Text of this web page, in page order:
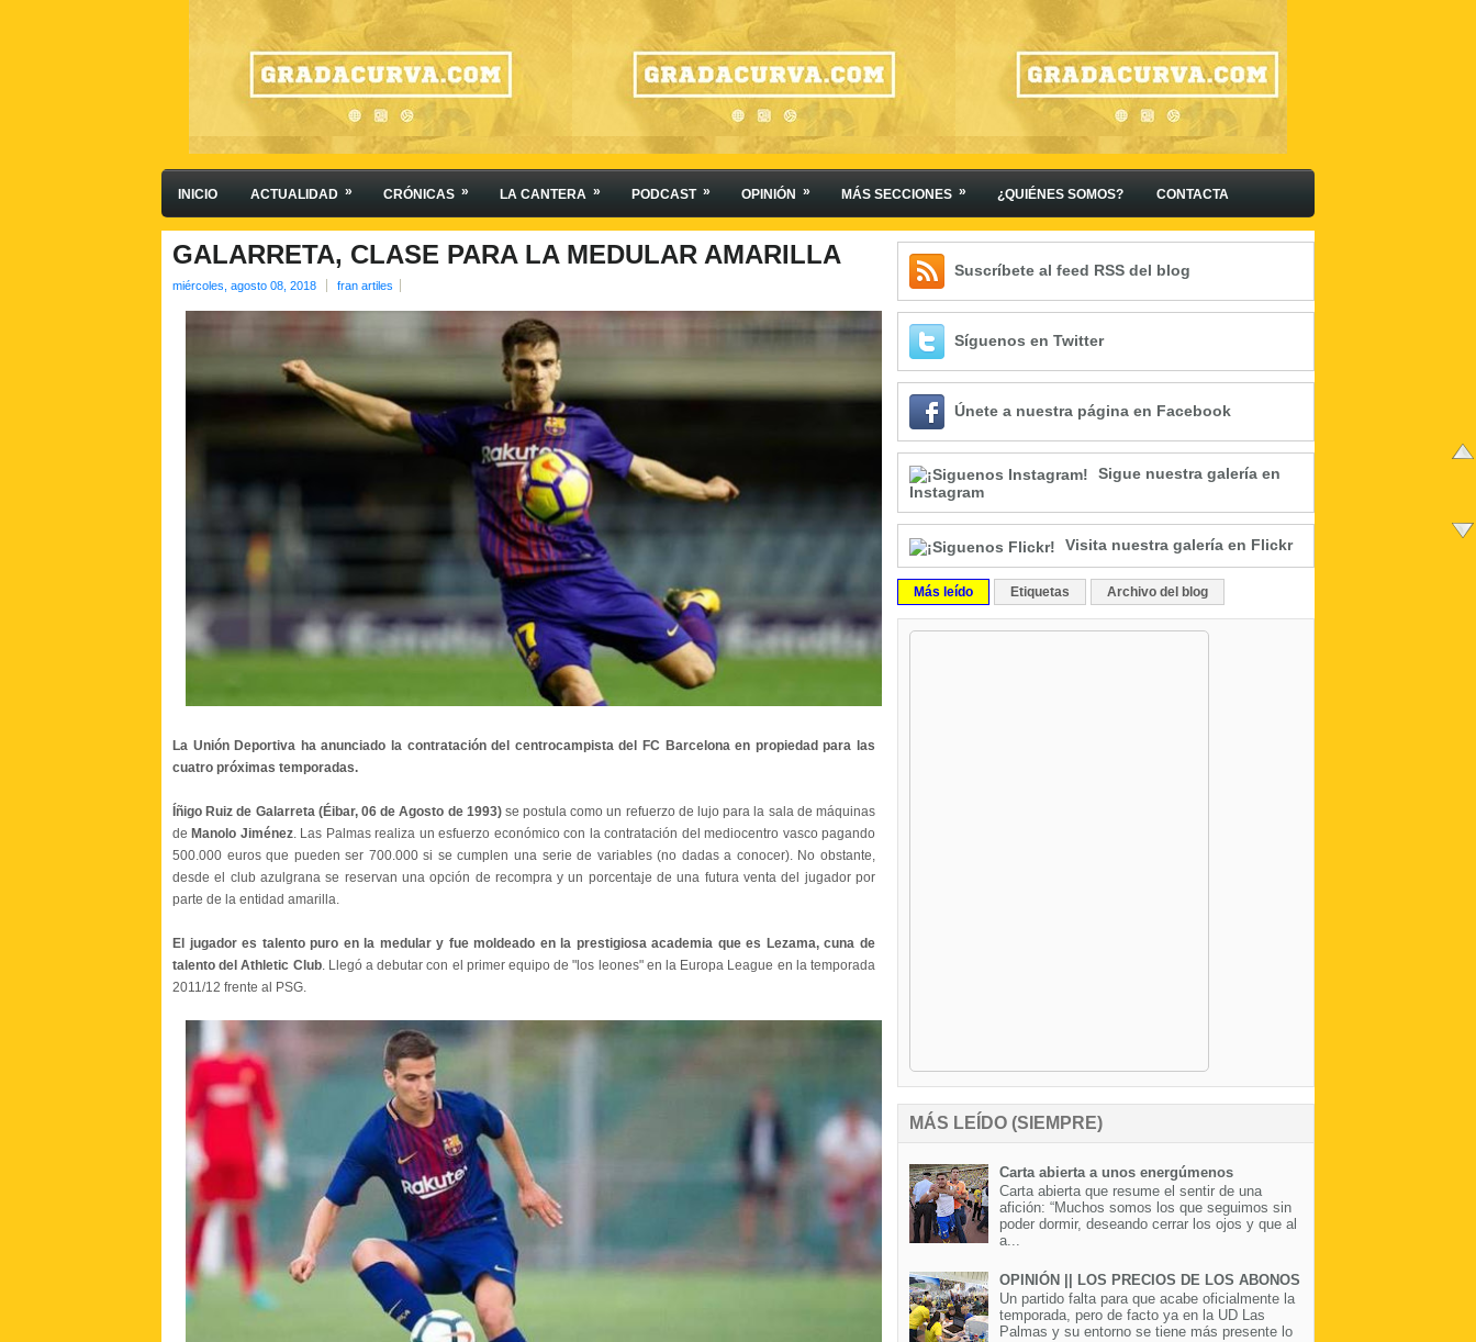
INICIO ACTUALIDAD » CRÓNICAS » LA CANTERA » PODCAST » OPINIÓN » MÁS SECCIONES » ¿QUIÉNES SOMOS? CONTACTA
GALARRETA, CLASE PARA LA MEDULAR AMARILLA
miércoles, agosto 08, 2018 fran artiles
La Unión Deportiva ha anunciado la contratación del centrocampista del FC Barcelona en propiedad para las
cuatro próximas temporadas.
Íñigo Ruiz de Galarreta (Éibar, 06 de Agosto de 1993)se postula como un refuerzo de lujo para la sala de máquinas
de Manolo Jiménez. Las Palmas realiza un esfuerzo económico con la contratación del mediocentro vasco pagando
500.000 euros que pueden ser 700.000 si se cumplen una serie de variables (no dadas a conocer). No obstante,
desde el club azulgrana se reservan una opción de recompra y un porcentaje de una futura venta del jugador por
parte de la entidad amarilla.
El jugador es talento puro en la medular y fue moldeado en la prestigiosa academia que es Lezama, cuna de
talento del Athletic Club. Llegó a debutar con el primer equipo de "los leones" en la Europa League en la temporada
2011/12 frente al PSG.
Suscríbete al feed RSS del blog
Síguenos en Twitter
Únete a nuestra página en Facebook
Sigue nuestra galería en
Instagram
Visita nuestra galería en Flickr
Más leído Etiquetas Archivo del blog
MÁS LEÍDO (SIEMPRE)
Carta abierta a unos energúmenos
Carta abierta que resume el sentir de una
afición: “Muchos somos los que seguimos sin
poder dormir, deseando cerrar los ojos y que al
a...
OPINIÓN || LOS PRECIOS DE LOS ABONOS
Un partido falta para que acabe oficialmente la
temporada, pero de facto ya en la UD Las
Palmas y su entorno se tiene más presente lo